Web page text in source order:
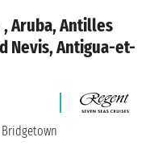
, Aruba, Antilles
Nevis, Antigua-et-
Bridgetown